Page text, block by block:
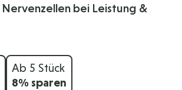
bei Leistung &
Ab 5 Stück
8% sparen